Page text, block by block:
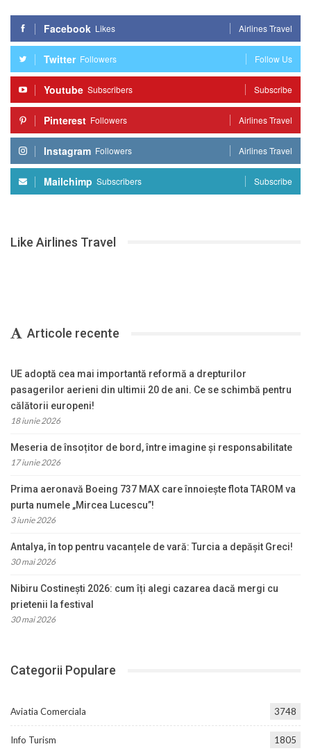
Facebook Likes Airlines Travel
Twitter Followers Follow Us
Youtube Subscribers Subscribe
Pinterest Followers Airlines Travel
Instagram Followers Airlines Travel
Mailchimp Subscribers Subscribe
Like Airlines Travel
Articole recente
UE adoptă cea mai importantă reformă a drepturilor
pasagerilor aerieni din ultimii 20 de ani. Ce se schimbă pentru
călătorii europeni!
18 iunie 2026
Meseria de însoțitor de bord, între imagine și responsabilitate
17 iunie 2026
Prima aeronavă Boeing 737 MAX care înnoiește flota TAROM va
purta numele „Mircea Lucescu”!
3 iunie 2026
Antalya, în top pentru vacanțele de vară: Turcia a depășit Greci!
30 mai 2026
Nibiru Costinești 2026: cum îți alegi cazarea dacă mergi cu
prietenii la festival
30 mai 2026
Categorii Populare
Aviatia Comerciala 3748
Info Turism 1805